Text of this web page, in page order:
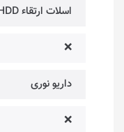
اسلات ارتقاء HDD
❌
داریو نوری
❌